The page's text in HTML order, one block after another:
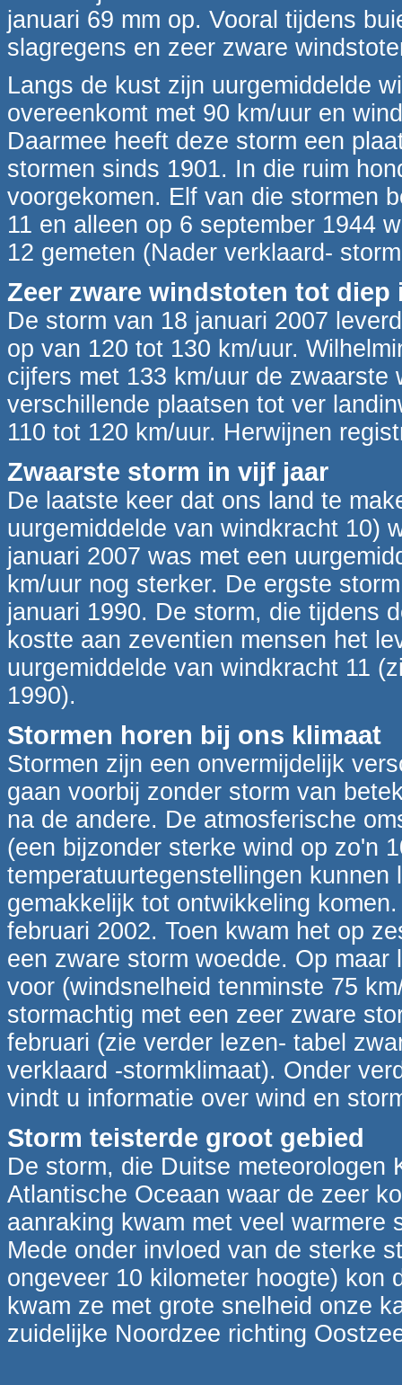
januari 69 mm op. Vooral tijdens
slagregens en zeer zware
Langs de kust zijn uurgemiddelde
overeenkomt met 90 km/uur en
Daarmee heeft deze storm een
stormen sinds 1901. In die ruim
voorgekomen. Elf van die stormen
11 en alleen op 6 september 1944
12 gemeten (Nader verklaard-
Zeer zware windstoten tot
De storm van 18 januari 2007
op van 120 tot 130 km/uur.
cijfers met 133 km/uur de
verschillende plaatsen tot ver
110 tot 120 km/uur. Herwijnen
Zwaarste storm in vijf jaar
De laatste keer dat ons land te
uurgemiddelde van windkracht 10)
januari 2007 was met een
km/uur nog sterker. De ergste
januari 1990. De storm, die tijdens
kostte aan zeventien mensen het
uurgemiddelde van windkracht 11
1990).
Stormen horen bij ons klimaat
Stormen zijn een onvermijdelijk
gaan voorbij zonder storm van
na de andere. De atmosferische
(een bijzonder sterke wind op zo'n
temperatuurtegenstellingen
gemakkelijk tot ontwikkeling
februari 2002. Toen kwam het op
een zware storm woedde. Op
voor (windsnelheid tenminste 75
stormachtig met een zeer zware
februari (zie verder lezen- tabel
verklaard -stormklimaat). Onder
vindt u informatie over wind en
Storm teisterde groot gebied
De storm, die Duitse meteorologen
Atlantische Oceaan waar de zeer
aanraking kwam met veel warmere
Mede onder invloed van de sterke
ongeveer 10 kilometer hoogte) kon
kwam ze met grote snelheid onze
zuidelijke Noordzee richting